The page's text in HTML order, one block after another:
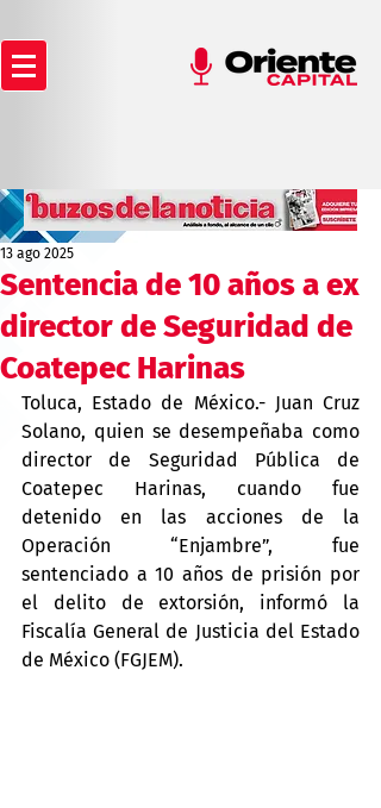
Sentencia de 10 años a ex
director de Seguridad de
Coatepec Harinas
13 ago 2025
Toluca, Estado de México.- Juan Cruz
Solano, quien se desempeñaba como
director de Seguridad Pública de
Coatepec Harinas, cuando fue
detenido en las acciones de la
Operación “Enjambre”, fue
sentenciado a 10 años de prisión por
el delito de extorsión, informó la
Fiscalía General de Justicia del Estado
de México (FGJEM).